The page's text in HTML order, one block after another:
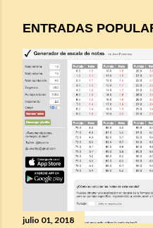
ENTRADAS
julio 01, 2018